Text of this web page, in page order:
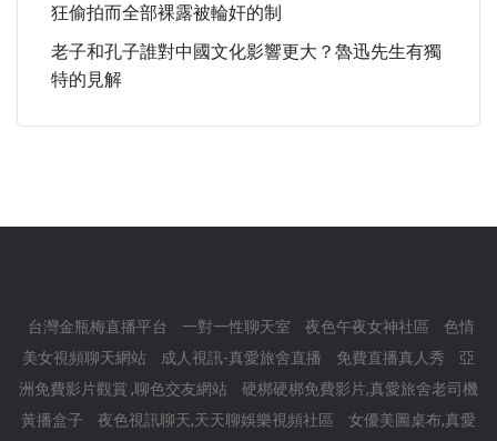
狂偷拍而全部裸露被輪奸的制
老子和孔子誰對中國文化影響更大？魯迅先生有獨
特的見解
台灣金瓶梅直播平台 一對一性聊天室 夜色午夜女神社區
色情
美女視頻聊天網站
成人視訊-真愛旅舍直播 免費直播真人秀
亞
洲免費影片觀賞 ,聊色交友網站
硬梆硬梆免費影片,真愛旅舍老司機
黃播盒子
夜色視訊聊天,天天聊娛樂視頻社區
女優美圖桌布,真愛